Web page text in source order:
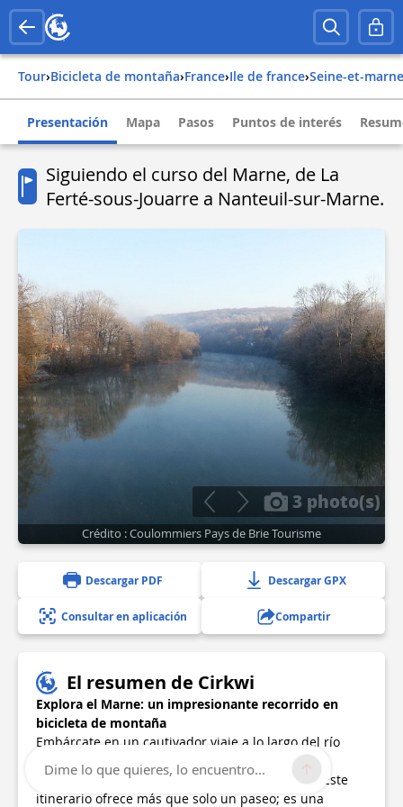
Tour› Bicicleta de montaña› france› ile de france› seine-et-marne
Presentación Mapa Pasos Puntos de interés
Siguiendo el curso del Marne, de La
Ferté-sous-Jouarre a Nanteuil-sur-Marne.
3 photo(s)
Crédito : Coulommiers Pays de Brie Tourisme
Descargar PDF Descargar GPX
Consultar en aplicación Compartir
El resumen de Cirkwi
Explora el Marne: un impresionante recorrido en
bicicleta de montaña
Embárcate en un cautivador viaje a lo largo del río
Marne y a través de los viñedos de Champagne,
cortesía de Coulommiers Pays de Brie Tourism. Este
itinerario ofrece más que solo un paseo; es una
Dime lo que quieres, lo encuentro...